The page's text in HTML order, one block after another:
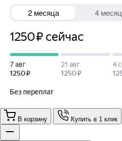
В корзину Купить в 1 клик